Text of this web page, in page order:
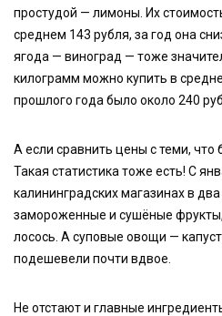
простудой — лимоны. Их
среднем 143 рубля, за год она
ягода — виноград — тоже
килограмм можно купить в
прошлого года было около 240
А если сравнить цены с теми, что
Такая статистика тоже есть! С
калининградских магазинах в
замороженные и сушёные
лосось. А суповые овощи —
подешевели почти вдвое.
Не отстают и главные